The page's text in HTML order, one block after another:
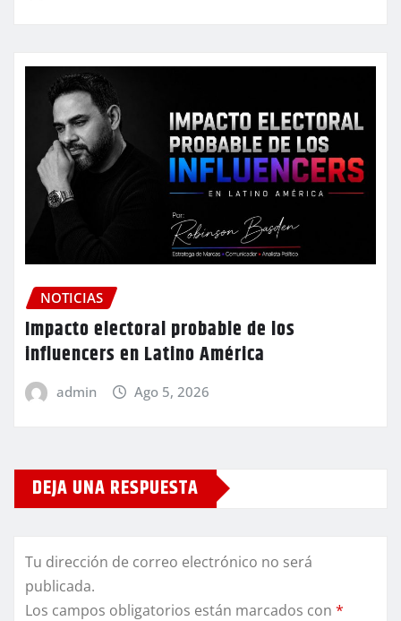
NOTICIAS
Impacto electoral probable de los
influencers en Latino América
admin Ago 5, 2026
DEJA UNA RESPUESTA
Tu dirección de correo electrónico no será
publicada.
Los campos obligatorios están marcados con *